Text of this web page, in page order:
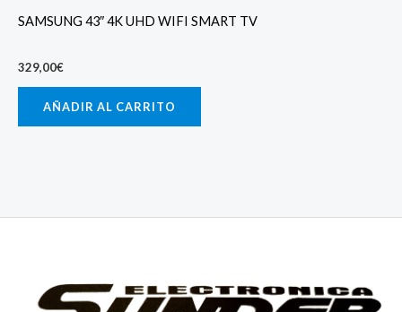
SAMSUNG 43″ 4K UHD WIFI SMART TV
329,00€
AÑADIR AL CARRITO